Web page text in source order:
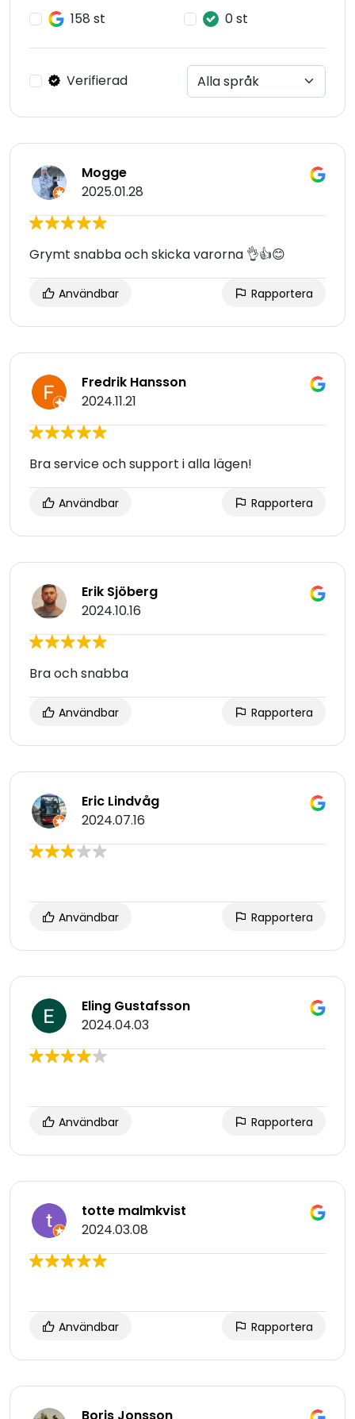
158 st
0 st
Verifierad
Mogge
2025.01.28
Grymt snabba och skicka varorna 👌👍😊
Användbar Rapportera
Fredrik Hansson
2024.11.21
Bra service och support i alla lägen!
Användbar Rapportera
Erik Sjöberg
2024.10.16
Bra och snabba
Användbar Rapportera
Eric Lindvåg
2024.07.16
Användbar Rapportera
Eling Gustafsson
2024.04.03
Användbar Rapportera
totte malmkvist
2024.03.08
Användbar Rapportera